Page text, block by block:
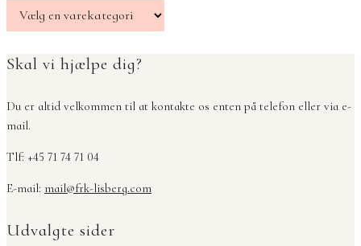
Skal vi hjælpe dig?
Du er altid velkommen til at kontakte os enten på telefon eller via e-
mail.
Tlf: +45 71 74 71 04
E-mail: mail@frk-lisberg.com
Udvalgte sider